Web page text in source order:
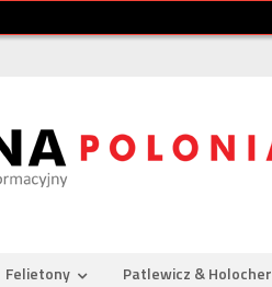
Felietony Patlewicz & Holocher